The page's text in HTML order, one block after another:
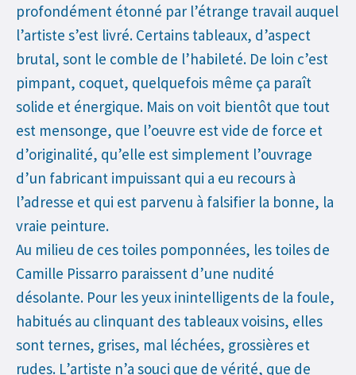
profondément étonné par l’étrange travail auquel
l’artiste s’est livré. Certains tableaux, d’aspect
brutal, sont le comble de l’habileté. De loin c’est
pimpant, coquet, quelquefois même ça paraît
solide et énergique. Mais on voit bientôt que tout
est mensonge, que l’oeuvre est vide de force et
d’originalité, qu’elle est simplement l’ouvrage
d’un fabricant impuissant qui a eu recours à
l’adresse et qui est parvenu à falsifier la bonne, la
vraie peinture.
Au milieu de ces toiles pomponnées, les toiles de
Camille Pissarro paraissent d’une nudité
désolante. Pour les yeux inintelligents de la foule,
habitués au clinquant des tableaux voisins, elles
sont ternes, grises, mal léchées, grossières et
rudes. L’artiste n’a souci que de vérité, que de